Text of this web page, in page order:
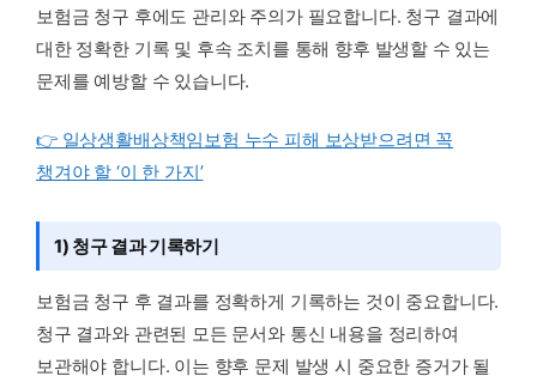
보험금 청구 후에도 관리와 주의가 필요합니다. 청구 결과에
대한 정확한 기록 및 후속 조치를 통해 향후 발생할 수 있는
문제를 예방할 수 있습니다.
👉 일상생활배상책임보험 누수 피해 보상받으려면 꼭
챙겨야 할 ‘이 한 가지’
1) 청구 결과 기록하기
보험금 청구 후 결과를 정확하게 기록하는 것이 중요합니다.
청구 결과와 관련된 모든 문서와 통신 내용을 정리하여
보관해야 합니다. 이는 향후 문제 발생 시 중요한 증거가 될